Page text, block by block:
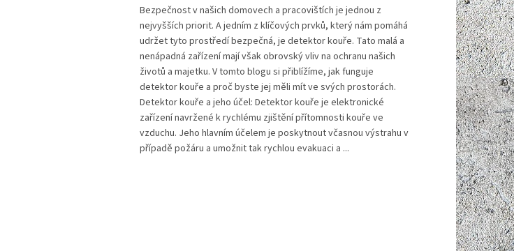
Bezpečnost v našich domovech a pracovištích je jednou z
nejvyšších priorit. A jedním z klíčových prvků, který nám pomáhá
udržet tyto prostředí bezpečná, je detektor kouře. Tato malá a
nenápadná zařízení mají však obrovský vliv na ochranu našich
životů a majetku. V tomto blogu si přiblížíme, jak funguje
detektor kouře a proč byste jej měli mít ve svých prostorách.
Detektor kouře a jeho účel: Detektor kouře je elektronické
zařízení navržené k rychlému zjištění přítomnosti kouře ve
vzduchu. Jeho hlavním účelem je poskytnout včasnou výstrahu v
případě požáru a umožnit tak rychlou evakuaci a ...